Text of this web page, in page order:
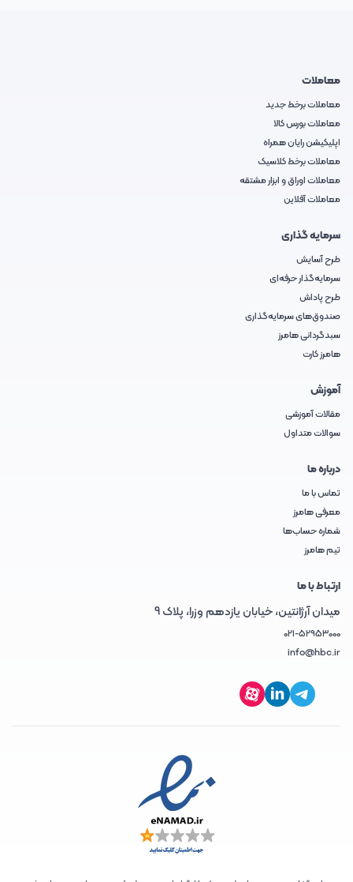
معاملات
معاملات برخط جدید
معاملات بورس کالا
اپلیکیشن رایان همراه
معاملات برخط کلاسیک
معاملات اوراق و ابزار مشتقه
معاملات آفلاین
سرمایه گذاری
طرح آسایش
سرمایه‌گذار حرفه‌ای
طرح پاداش
صندوق‌های سرمایه‌گذاری
سبدگردانی هامرز
هامرز کارت
آموزش
مقالات آموزشی
سوالات متداول
درباره ما
تماس با ما
معرفی هامرز
شماره حساب‌ها
تیم هامرز
ارتباط با ما
میدان آرژانتین، خیابان یازدهم وزرا، پلاک 9
021-52953000
info@hbc.ir